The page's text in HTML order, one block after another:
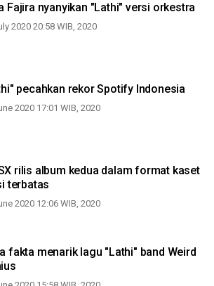
Fajira nyanyikan "Lathi" versi orkestra
2020 20:58 WIB, 2020
pecahkan rekor Spotify Indonesia
2020 17:01 WIB, 2020
rilis album kedua dalam format kaset
terbatas
2020 12:06 WIB, 2020
fakta menarik lagu "Lathi" band Weird